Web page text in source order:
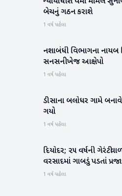
બેચનું ગઠન કરાશે
1 વર્ષ પહેલા
બનાસકાંઠા
નશાબંધી વિભાગના નાયબ
સનસનીખેજ આક્ષેપો
1 વર્ષ પહેલા
બનાસકાંઠા
ડીસાના બલોધર ગામે
ગયો
1 વર્ષ પહેલા
બનાસકાંઠા
દિયોદર; ૨૫ વર્ષની
વરસાદમાં ગાબડું પડતાં
1 વર્ષ પહેલા